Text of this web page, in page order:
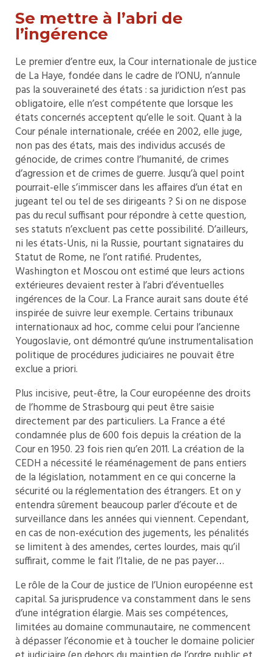
Se mettre à l’abri de
l’ingérence
Le premier d’entre eux, la Cour internationale de justice
de La Haye, fondée dans le cadre de l’ONU, n’annule
pas la souveraineté des états : sa juridiction n’est pas
obligatoire, elle n’est compétente que lorsque les
états concernés acceptent qu’elle le soit. Quant à la
Cour pénale internationale, créée en 2002, elle juge,
non pas des états, mais des individus accusés de
génocide, de crimes contre l’humanité, de crimes
d’agression et de crimes de guerre. Jusqu’à quel point
pourrait-elle s’immiscer dans les affaires d’un état en
jugeant tel ou tel de ses dirigeants ? Si on ne dispose
pas du recul suffisant pour répondre à cette question,
ses statuts n’excluent pas cette possibilité. D’ailleurs,
ni les états-Unis, ni la Russie, pourtant signataires du
Statut de Rome, ne l’ont ratifié. Prudentes,
Washington et Moscou ont estimé que leurs actions
extérieures devaient rester à l’abri d’éventuelles
ingérences de la Cour. La France aurait sans doute été
inspirée de suivre leur exemple. Certains tribunaux
internationaux ad hoc, comme celui pour l’ancienne
Yougoslavie, ont démontré qu‘une instrumentalisation
politique de procédures judiciaires ne pouvait être
exclue a priori.
Plus incisive, peut-être, la Cour européenne des droits
de l’homme de Strasbourg qui peut être saisie
directement par des particuliers. La France a été
condamnée plus de 600 fois depuis la création de la
Cour en 1950. 23 fois rien qu’en 2011. La création de la
CEDH a nécessité le réaménagement de pans entiers
de la législation, notamment en ce qui concerne la
sécurité ou la réglementation des étrangers. Et on y
entendra sûrement beaucoup parler d’écoute et de
surveillance dans les années qui viennent. Cependant,
en cas de non-exécution des jugements, les pénalités
se limitent à des amendes, certes lourdes, mais qu’il
suffirait, comme le fait l’Italie, de ne pas payer…
Le rôle de la Cour de justice de l’Union européenne est
capital. Sa jurisprudence va constamment dans le sens
d’une intégration élargie. Mais ses compétences,
limitées au domaine communautaire, ne commencent
à dépasser l’économie et à toucher le domaine policier